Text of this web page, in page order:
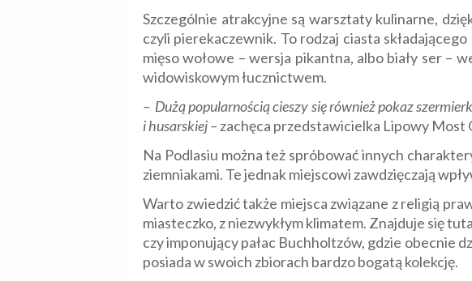
Szczególnie atrakcyjne są warsztaty kulinarne,
czyli pierekaczewnik. To rodzaj ciasta
mięso wołowe – wersja pikantna, albo biały ser –
widowiskowym łucznictwem.
– Dużą popularnością cieszy się również pokaz
i husarskiej – zachęca przedstawicielka Lipowy Most
Na Podlasiu można też spróbować innych
ziemniakami. Te jednak miejscowi zawdzięczają
Warto zwiedzić także miejsca związane z religią
miasteczko, z niezwykłym klimatem. Znajduje się
czy imponujący pałac Buchholtzów, gdzie obecnie
posiada w swoich zbiorach bardzo bogatą kolekcję.